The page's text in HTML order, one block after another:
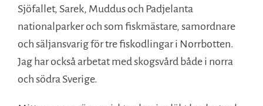
Sjöfallet, Sarek, Muddus och Padjelanta
nationalparker och som fiskmästare, samordnare
och säljansvarig för tre fiskodlingar i Norrbotten.
Jag har också arbetat med skogsvård både i norra
och södra Sverige.